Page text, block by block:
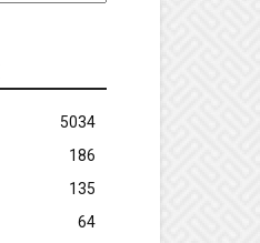
5034
186
135
64